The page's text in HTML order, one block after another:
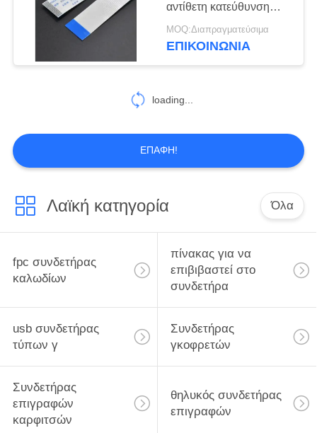
ΑΠΌΣΠΑΣΜΑ
PRIVACY
POLICY
Συνδετήρας
γκοφρετών
28
Συνδετήρας
επιγραφών
καρφιτσών
39
θηλυκός
συνδετήρας
επιγραφών
αντίθετη κατεύθυνση
2cm- 40cm μήκος
MOQ:Διαπραγματεύσιμα
ΕΠΙΚΟΙΝΩΝΙΑ
loading...
ΕΠΑΦΉ!
Λαϊκή κατηγορία Όλα
fpc συνδετήρας
καλωδίων
πίνακας για να
επιβιβαστεί στο
συνδετήρα
usb συνδετήρας
τύπων γ
Συνδετήρας
γκοφρετών
Συνδετήρας
επιγραφών
καρφιτσών
θηλυκός συνδετήρας
επιγραφών